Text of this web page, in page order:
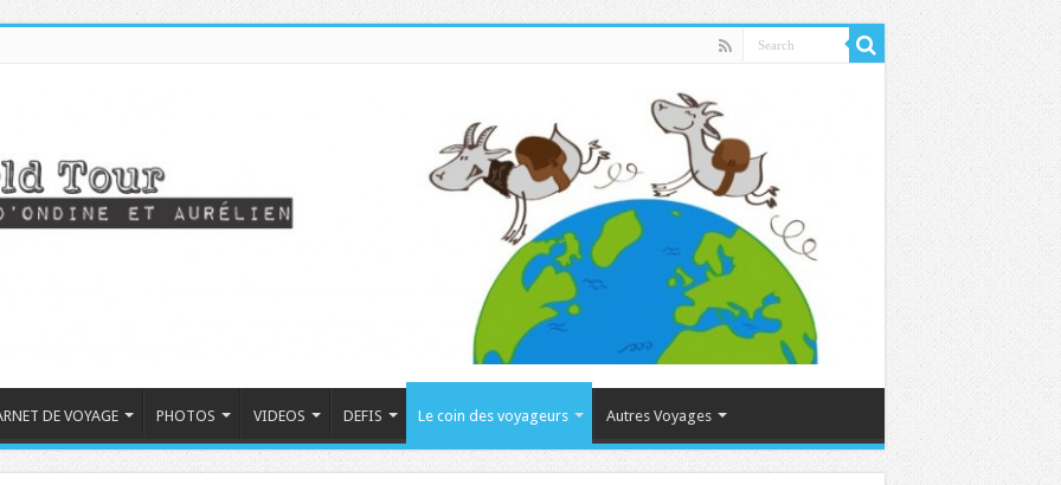
DE VOYAGE PHOTOS VIDEOS DEFIS Le coin des voyageurs Autres Voyages